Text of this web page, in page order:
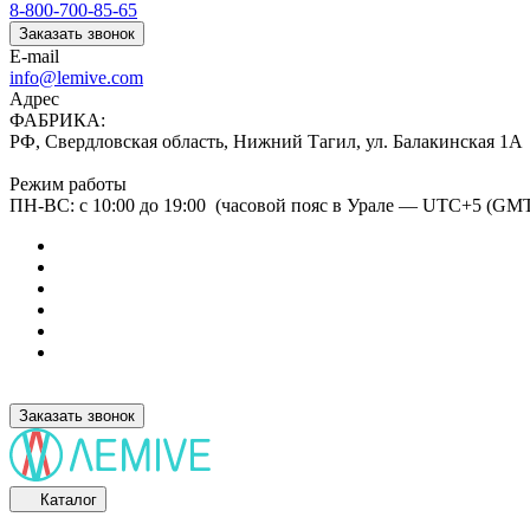
8-800-700-85-65
Заказать звонок
E-mail
info@lemive.com
Адрес
ФАБРИКА:
РФ, Свердловская область, Нижний Тагил, ул. Балакинская 1А
Режим работы
ПН-ВС: с 10:00 до 19:00 (часовой пояс в Урале — UTC+5
Заказать звонок
Каталог